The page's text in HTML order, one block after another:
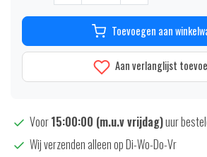
Toevoegen aan
Aan verlanglijst
Voor15:00:00 (m.u.v vrijdag)uur
Wij verzenden alleen op Di-Wo-Do-Vr